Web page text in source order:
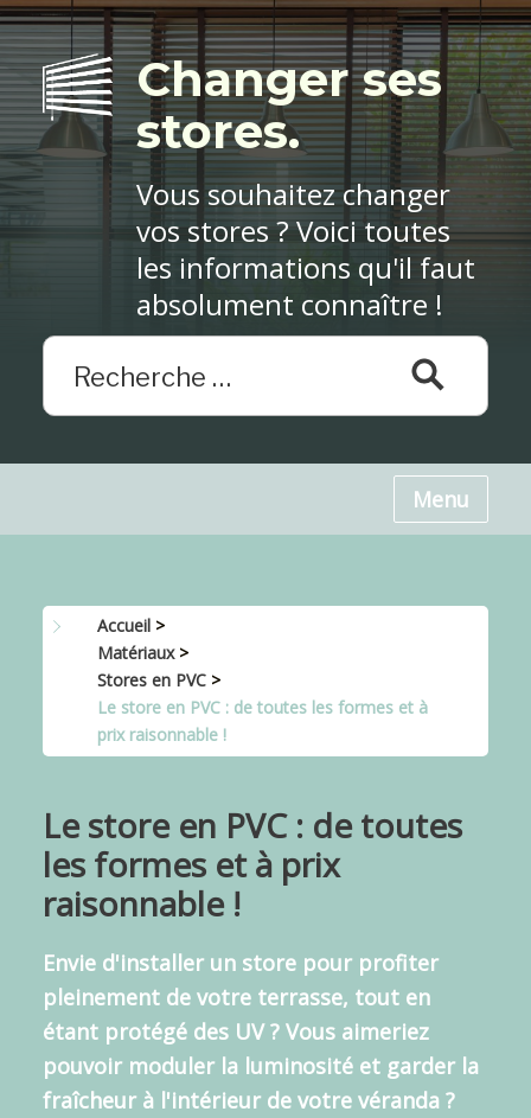
Menu
Changer ses
stores.
Vous souhaitez changer
vos stores ? Voici toutes
les informations qu'il faut
absolument connaître !
Accueil>
Matériaux>
Stores en PVC>
Le store en PVC : de toutes les formes et à
prix raisonnable !
Le store en PVC : de toutes
les formes et à prix
raisonnable !
Envie d'installer un store pour profiter
pleinement de votre terrasse, tout en
étant protégé des UV ? Vous aimeriez
pouvoir moduler la luminosité et garder la
fraîcheur à l'intérieur de votre véranda ?